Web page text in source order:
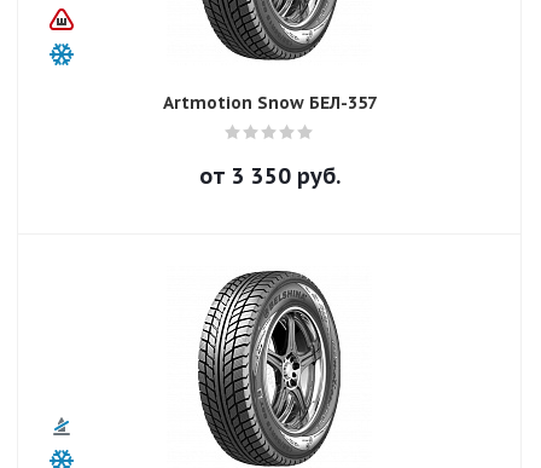
Artmotion Snow БЕЛ-357
от 3 350руб.